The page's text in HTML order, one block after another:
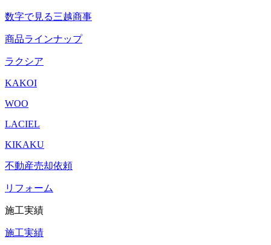
数字で見る三越商事
商品ラインナップ
ラクシア
KAKOI
WOO
LACIEL
KIKAKU
不動産売却依頼
リフォーム
施工実績
施工実績